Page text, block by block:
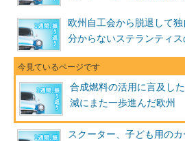
欧州自工会から脱退して独
分からないステランティ
合成燃料の活用に言及し
減にまた一歩進んだ欧州
スクーター、子ども用の